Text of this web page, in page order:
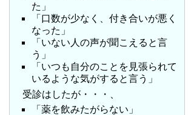
た」
「口数が少なく、付き合いが悪く
なった」
「いない人の声が聞こえると言
う」
「いつも自分のことを見張られて
いるような気がすると言う」
受診はしたが・・・、
「薬を飲みたがらない」